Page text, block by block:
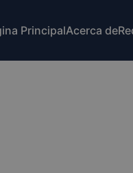
PrincipalAcerca de